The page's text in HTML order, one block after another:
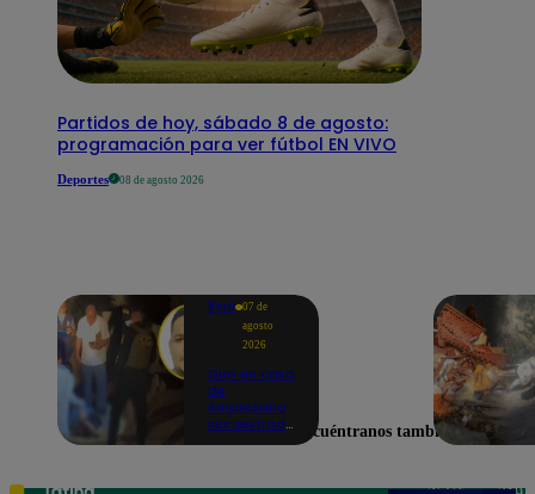
Partidos de hoy, sábado 8 de agosto:
programación para ver fútbol EN VIVO
Deportes 08 de agosto 2026
Perú 07 de
agosto
2026
Giro en caso
de
empresario
secuestradoEncuéntranos también en